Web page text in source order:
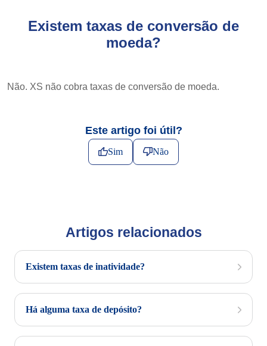
Existem taxas de conversão de
moeda?
Não. XS não cobra taxas de conversão de moeda.
Este artigo foi útil?
Sim Não
Artigos relacionados
Existem taxas de inatividade?
Há alguma taxa de depósito?